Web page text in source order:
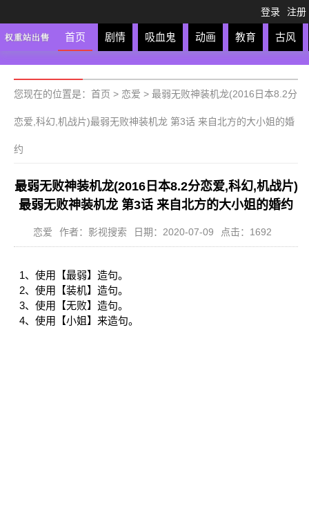
登录 注册
首页 剧情 吸血鬼 动画 教育 古风
轻松 校园 科幻 亲子 格斗 运动 恋爱 竞
您现在的位置是： 首页 > 恋爱 > 最弱无败神装机龙(2016日本8.2分
恋爱,科幻,机战片)最弱无败神装机龙 第3话 来自北方的大小姐的婚
约
最弱无败神装机龙(2016日本8.2分恋爱,科幻,机战片)
最弱无败神装机龙 第3话 来自北方的大小姐的婚约
恋爱 作者：影视搜索 日期：2020-07-09 点击：1692
1、使用【最弱】造句。
2、使用【装机】造句。
3、使用【无败】造句。
4、使用【小姐】来造句。